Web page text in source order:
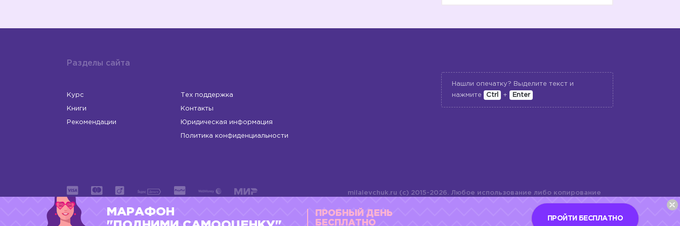
Разделы сайта
Курс
Книги
Рекомендации
Тех поддержка
Контакты
Юридическая информация
Политика конфиденциальности
Нашли опечатку? Выделите текст и
нажмите
Ctrl + Enter
ИП Левчук Людмила Николаевна
milalevchuk.ru (c) 2015-2026. Любое использование либо копирование
материалов или подборки материалов сайта, элементов дизайна и
оформления допускается лишь с разрешения правообладателя и
МАРАФОН
ПРОБНЫЙ ДЕНЬ
БЕСПЛАТНО
ПРОЙТИ БЕСПЛАТНО